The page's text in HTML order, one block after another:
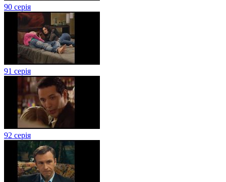
90 серія
91 серія
92 серія